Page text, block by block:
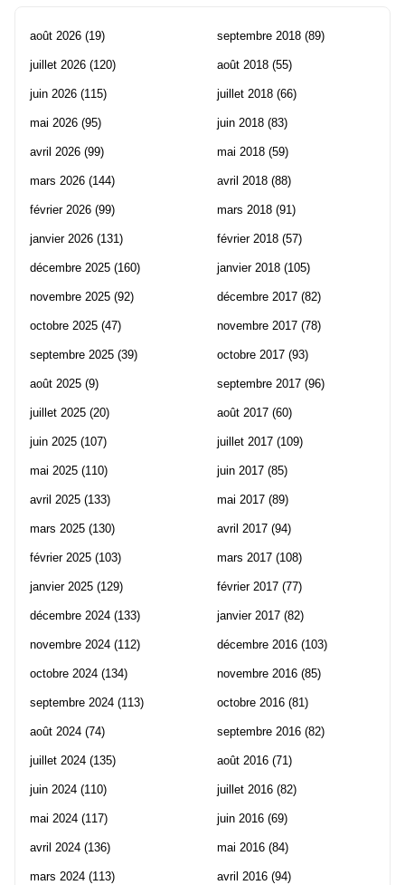
août 2026 (19)
juillet 2026 (120)
juin 2026 (115)
mai 2026 (95)
avril 2026 (99)
mars 2026 (144)
février 2026 (99)
janvier 2026 (131)
décembre 2025 (160)
novembre 2025 (92)
octobre 2025 (47)
septembre 2025 (39)
août 2025 (9)
juillet 2025 (20)
juin 2025 (107)
mai 2025 (110)
avril 2025 (133)
mars 2025 (130)
février 2025 (103)
janvier 2025 (129)
décembre 2024 (133)
novembre 2024 (112)
octobre 2024 (134)
septembre 2024 (113)
août 2024 (74)
juillet 2024 (135)
juin 2024 (110)
mai 2024 (117)
avril 2024 (136)
mars 2024 (113)
septembre 2018 (89)
août 2018 (55)
juillet 2018 (66)
juin 2018 (83)
mai 2018 (59)
avril 2018 (88)
mars 2018 (91)
février 2018 (57)
janvier 2018 (105)
décembre 2017 (82)
novembre 2017 (78)
octobre 2017 (93)
septembre 2017 (96)
août 2017 (60)
juillet 2017 (109)
juin 2017 (85)
mai 2017 (89)
avril 2017 (94)
mars 2017 (108)
février 2017 (77)
janvier 2017 (82)
décembre 2016 (103)
novembre 2016 (85)
octobre 2016 (81)
septembre 2016 (82)
août 2016 (71)
juillet 2016 (82)
juin 2016 (69)
mai 2016 (84)
avril 2016 (94)